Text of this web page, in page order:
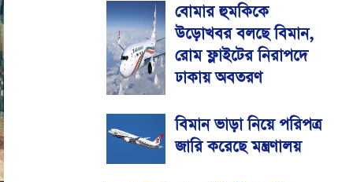
বোমার হুমকিকে
উড়োখবর বলছে বিমান,
রোম ফ্লাইটের নিরাপদে
ঢাকায় অবতরণ
বিমান ভাড়া নিয়ে পরিপত্র
জারি করেছে মন্ত্রণালয়